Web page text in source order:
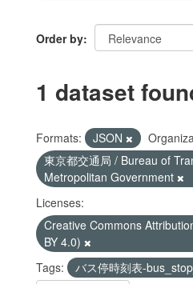
Order by
1 dataset
Formats: JSON
東京都交通局 / Bureau of
Metropolitan Government
Licenses:
Creative Commons
BY 4.0)
Tags:
バス停時刻表-